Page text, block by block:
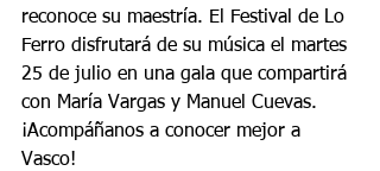
reconoce su maestría. El Festival de Lo
Ferro disfrutará de su música el martes
25 de julio en una gala que compartirá
con María Vargas y Manuel Cuevas.
¡Acompáñanos a conocer mejor a
Vasco!